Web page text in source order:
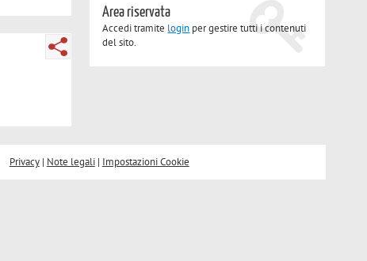
Area riservata
Accedi tramite login per gestire tutti i contenuti
del sito.
Privacy| Note legali| Impostazioni Cookie